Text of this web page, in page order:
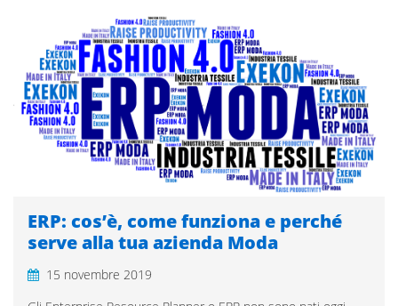
ERP: cos’è, come funziona e perché
serve alla tua azienda Moda
15 novembre 2019